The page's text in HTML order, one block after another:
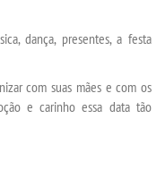
dança, presentes, a festa
com suas mães e com os
e carinho essa data tão